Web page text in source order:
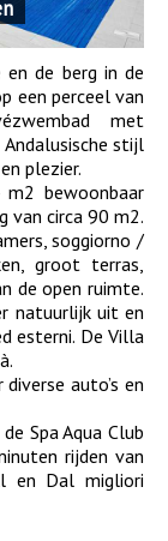
de berg in de
een perceel van
met
stijl
plezier.
bewoonbaar
van circa 90 m2.
soggiorno /
groot terras,
de open ruimte.
natuurlijk uit en
esterni. De Villa
auto’s en
Spa Aqua Club
rijden van
en Dal migliori